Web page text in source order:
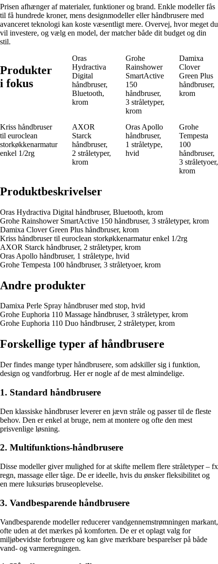
Prisen afhænger af materialer, funktioner og brand. Enkle modeller fås
til få hundrede kroner, mens designmodeller eller håndbrusere med
avanceret teknologi kan koste væsentligt mere. Overvej, hvor meget du
vil investere, og vælg en model, der matcher både dit budget og din
stil.
Produkter
i fokus
Oras
Hydractiva
Digital
håndbruser,
Bluetooth,
krom
Grohe
Rainshower
SmartActive
150
håndbruser,
3 stråletyper,
krom
Damixa
Clover
Green Plus
håndbruser,
krom
Kriss håndbruser
til euroclean
storkøkkenarmatur
enkel 1/2rg
AXOR
Starck
håndbruser,
2 stråletyper,
krom
Oras Apollo
håndbruser,
1 stråletype,
hvid
Grohe
Tempesta
100
håndbruser,
3 stråletyoer,
krom
Produktbeskrivelser
Oras Hydractiva Digital håndbruser, Bluetooth, krom
Grohe Rainshower SmartActive 150 håndbruser, 3 stråletyper, krom
Damixa Clover Green Plus håndbruser, krom
Kriss håndbruser til euroclean storkøkkenarmatur enkel 1/2rg
AXOR Starck håndbruser, 2 stråletyper, krom
Oras Apollo håndbruser, 1 stråletype, hvid
Grohe Tempesta 100 håndbruser, 3 stråletyoer, krom
Andre produkter
Damixa Perle Spray håndbruser med stop, hvid
Grohe Euphoria 110 Massage håndbruser, 3 stråletyper, krom
Grohe Euphoria 110 Duo håndbruser, 2 stråletyper, krom
Forskellige typer af håndbrusere
Der findes mange typer håndbrusere, som adskiller sig i funktion,
design og vandforbrug. Her er nogle af de mest almindelige.
1. Standard håndbrusere
Den klassiske håndbruser leverer en jævn stråle og passer til de fleste
behov. Den er enkel at bruge, nem at montere og ofte den mest
prisvenlige løsning.
2. Multifunktions-håndbrusere
Disse modeller giver mulighed for at skifte mellem flere stråletyper – fx
regn, massage eller tåge. De er ideelle, hvis du ønsker fleksibilitet og
en mere luksuriøs bruseoplevelse.
3. Vandbesparende håndbrusere
Vandbesparende modeller reducerer vandgennemstrømningen markant,
ofte uden at det mærkes på komforten. De er et oplagt valg for
miljøbevidste forbrugere og kan give mærkbare besparelser på både
vand- og varmeregningen.